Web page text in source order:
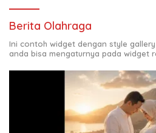
Berita Olahraga
Ini contoh widget dengan style
anda bisa mengaturnya pada widget